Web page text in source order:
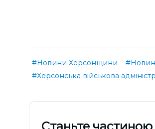
#Новини Херсонщини
#Херсонська військова
Cтаньте частиною